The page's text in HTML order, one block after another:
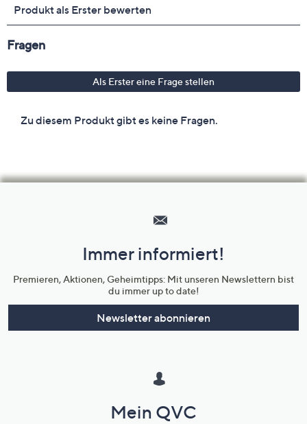
Unternehmensinformationen
Immer informiert!
Premieren, Aktionen, Geheimtipps: Mit unseren Newslettern bist
du immer up to date!
Newsletter abonnieren
Mein QVC